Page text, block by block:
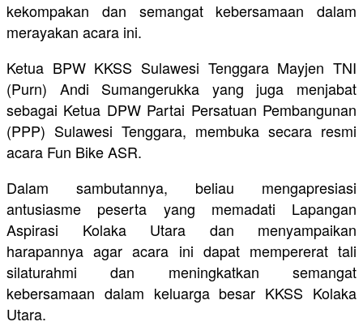
kekompakan dan semangat kebersamaan dalam
merayakan acara ini.
Ketua BPW KKSS Sulawesi Tenggara Mayjen TNI
(Purn) Andi Sumangerukka yang juga menjabat
sebagai Ketua DPW Partai Persatuan Pembangunan
(PPP) Sulawesi Tenggara, membuka secara resmi
acara Fun Bike ASR.
Dalam sambutannya, beliau mengapresiasi
antusiasme peserta yang memadati Lapangan
Aspirasi Kolaka Utara dan menyampaikan
harapannya agar acara ini dapat mempererat tali
silaturahmi dan meningkatkan semangat
kebersamaan dalam keluarga besar KKSS Kolaka
Utara.